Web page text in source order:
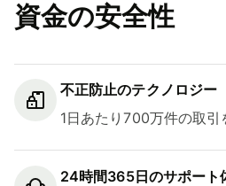
資金の安全性
不正防止のテクノロジー
1日あたり700万件の取引
24時間365日のサポート